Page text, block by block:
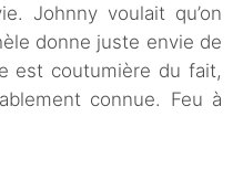
Johnny voulait qu’on
donne juste envie de
est coutumière du fait,
connue. Feu à